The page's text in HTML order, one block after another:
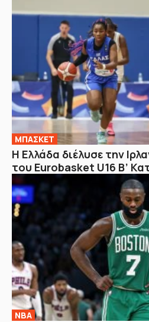
ΜΠΑΣΚΕΤ
Η Ελλάδα διέλυσε την
του Eurobasket U16 Β’
NBA